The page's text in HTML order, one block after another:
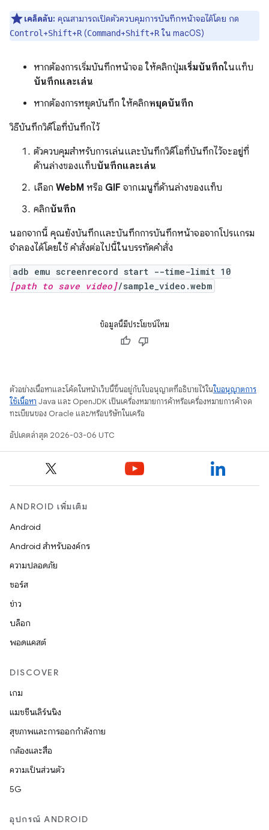
เคล็ดลับ: คุณสามารถเปิดตัวควบคุมการบันทึกหน้าจอได้โดย กด
Control +Shift+R(Command+Shift+Rใน macOS)
หากต้องการเริ่มบันทึกหน้าจอ ให้คลิกปุ่มเริ่มบันทึกในแท็บ
บันทึกและเล่น
หากต้องการหยุดบันทึก ให้คลิกหยุดบันทึก
วิธีบันทึกวิดีโอที่บันทึกไว้
ตัวควบคุมสำหรับการเล่นและบันทึกวิดีโอที่บันทึกไว้จะอยู่ที่
ด้านล่างของแท็บบันทึกและเล่น
เลือก WebM หรือ GIF จากเมนูที่ด้านล่างของแท็บ
คลิกบันทึก
นอกจากนี้ คุณยังบันทึกและบันทึกการบันทึกหน้าจอจากโปรแกรม
จำลองได้โดยใช้ คำสั่งต่อไปนี้ในบรรทัดคำสั่ง
adb emu screenrecord start --time-limit 10
[path to save video]/sample_video.webm
ข้อมูลนี้มีประโยชน์ไหม
ตัวอย่างเนื้อหาและโค้ดในหน้าเว็บนี้ขึ้นอยู่กับใบอนุญาตที่อธิบายไว้ในใบอนุญาตการ
ใช้เนื้อหา Java และ OpenJDK เป็นเครื่องหมายการค้าหรือเครื่องหมายการค้าจด
ทะเบียนของ Oracle และ/หรือบริษัทในเครือ
อัปเดตล่าสุด 2026-03-06 UTC
ANDROID เพิ่มเติม
Android
Android สำหรับองค์กร
ความปลอดภัย
ซอร์ส
ข่าว
บล็อก
พอดแคสต์
DISCOVER
เกม
แมชชีนเลิร์นนิง
สุขภาพและการออกกำลังกาย
กล้องและสื่อ
ความเป็นส่วนตัว
5G
อุปกรณ์ ANDROID